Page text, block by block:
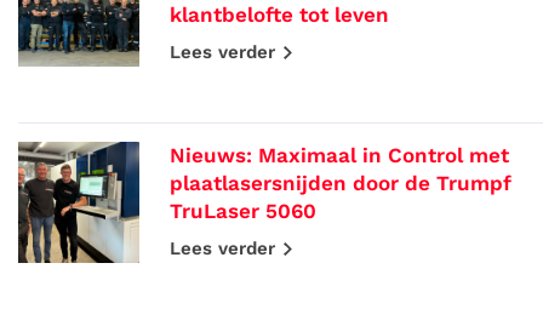
klantbelofte tot leven
Lees verder
Nieuws: Maximaal in Control met
plaatlasersnijden door de Trumpf
TruLaser 5060
Lees verder